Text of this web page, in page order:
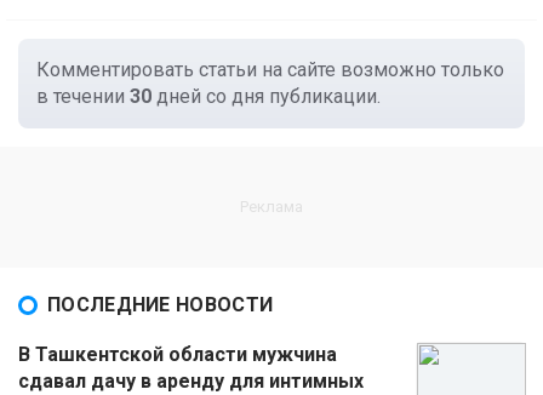
Комментировать статьи на сайте возможно только
в течении 30 дней со дня публикации.
ПОСЛЕДНИЕ НОВОСТИ
В Ташкентской области мужчина
сдавал дачу в аренду для интимных